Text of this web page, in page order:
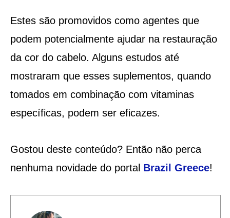
Estes são promovidos como agentes que
podem potencialmente ajudar na restauração
da cor do cabelo. Alguns estudos até
mostraram que esses suplementos, quando
tomados em combinação com vitaminas
específicas, podem ser eficazes.
Gostou deste conteúdo? Então não perca
nenhuma novidade do portal Brazil Greece!